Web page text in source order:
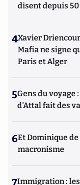
disent depuis
4Xavier
Mafia ne signe
Paris et Alger
5Gens du
d'Attal fait des
6Et Dominique
macronisme
7Immigration :